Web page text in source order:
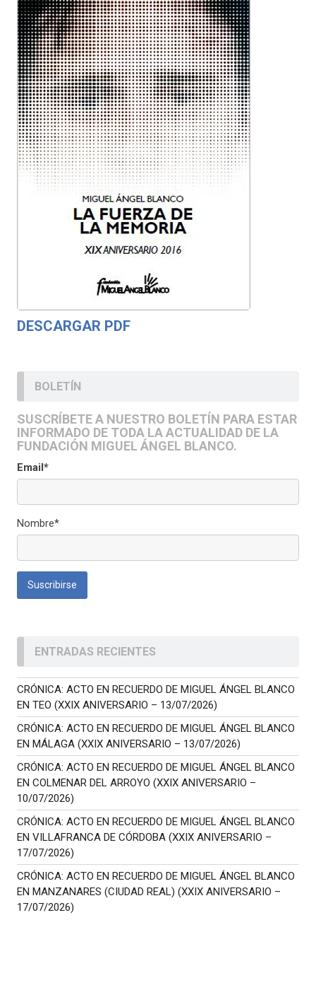
DESCARGAR PDF
BOLETÍN
SUSCRÍBETE A NUESTRO BOLETÍN PARA ESTAR
INFORMADO DE TODA LA ACTUALIDAD DE LA
FUNDACIÓN MIGUEL ÁNGEL BLANCO.
Email*
Nombre*
ENTRADAS RECIENTES
CRÓNICA: ACTO EN RECUERDO DE MIGUEL ÁNGEL BLANCO
EN TEO (XXIX ANIVERSARIO – 13/07/2026)
CRÓNICA: ACTO EN RECUERDO DE MIGUEL ÁNGEL BLANCO
EN MÁLAGA (XXIX ANIVERSARIO – 13/07/2026)
CRÓNICA: ACTO EN RECUERDO DE MIGUEL ÁNGEL BLANCO
EN COLMENAR DEL ARROYO (XXIX ANIVERSARIO –
10/07/2026)
CRÓNICA: ACTO EN RECUERDO DE MIGUEL ÁNGEL BLANCO
EN VILLAFRANCA DE CÓRDOBA (XXIX ANIVERSARIO –
17/07/2026)
CRÓNICA: ACTO EN RECUERDO DE MIGUEL ÁNGEL BLANCO
EN MANZANARES (CIUDAD REAL) (XXIX ANIVERSARIO –
17/07/2026)